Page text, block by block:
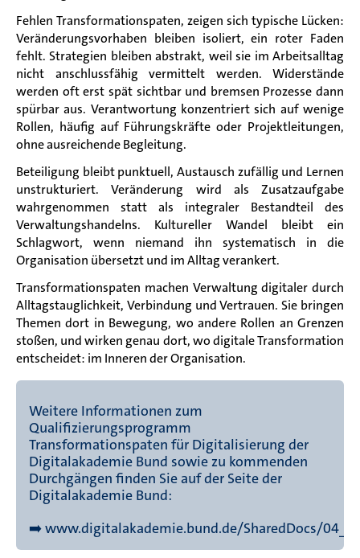
Fehlen Transformationspaten, zeigen sich typische Lücken:
Veränderungsvorhaben bleiben isoliert, ein roter Faden
fehlt. Strategien bleiben abstrakt, weil sie im Arbeitsalltag
nicht anschlussfähig vermittelt werden. Widerstände
werden oft erst spät sichtbar und bremsen Prozesse dann
spürbar aus. Verantwortung konzentriert sich auf wenige
Rollen, häufig auf Führungskräfte oder Projektleitungen,
ohne ausreichende Begleitung.
Beteiligung bleibt punktuell, Austausch zufällig und Lernen
unstrukturiert. Veränderung wird als Zusatzaufgabe
wahrgenommen statt als integraler Bestandteil des
Verwaltungshandelns. Kultureller Wandel bleibt ein
Schlagwort, wenn niemand ihn systematisch in die
Organisation übersetzt und im Alltag verankert.
Transformationspaten machen Verwaltung digitaler durch
Alltagstauglichkeit, Verbindung und Vertrauen. Sie bringen
Themen dort in Bewegung, wo andere Rollen an Grenzen
stoßen, und wirken genau dort, wo digitale Transformation
entscheidet: im Inneren der Organisation.
Weitere Informationen zum
Qualifizierungsprogramm
Transformationspaten für Digitalisierung der
Digitalakademie Bund sowie zu kommenden
Durchgängen finden Sie auf der Seite der
Digitalakademie Bund:
➡️www.digitalakademie.bund.de/SharedDocs/